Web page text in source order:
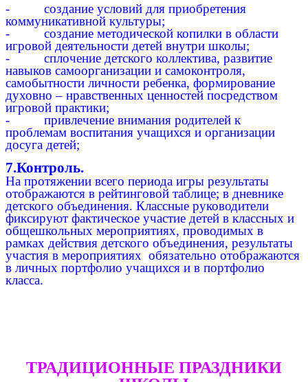
- создание условий для приобретения
коммуникативной культуры;
- создание методической копилки в области
игровой деятельности детей внутри школы;
- сплочение детского коллектива, развитие
навыков самоорганизации и самоконтроля,
самобытности личности ребенка, формирование
духовно – нравственных ценностей посредством
игровой практики;
- привлечение внимания родителей к
проблемам воспитания учащихся и организации
досуга детей;
7.Контроль.
На протяжении всего периода игры результаты
отображаются в рейтинговой таблице; в дневнике
детского объединения. Классные руководители
фиксируют фактическое участие детей в классных и
общешкольных мероприятиях, проводимых в
рамках действия детского объединения, результаты
участия в мероприятиях обязательно отображаются
в личных портфолио учащихся и в портфолио
класса.
ТРАДИЦИОННЫЕ ПРАЗДНИКИ